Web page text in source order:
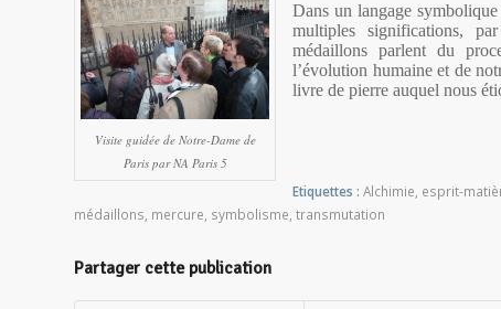
Visite guidée de Notre-Dame de
Paris par NA Paris 5
Dans un langage
multiples significations,
médaillons parlent du
l’évolution humaine et de
livre de pierre auquel nous
Etiquettes : Alchimie, esprit-
médaillons, mercure, symbolisme, transmutation
Partager cette publication